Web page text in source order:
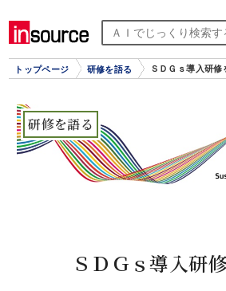
トップページ 研修を語る ＳＤＧｓ導入研修
研修を語る
ＳＤＧｓ導入研